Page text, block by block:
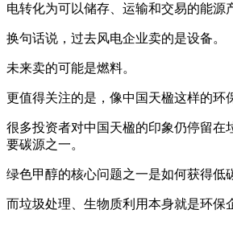
电转化为可以储存、运输和交易的能源
换句话说，过去风电企业卖的是设备。
未来卖的可能是燃料。
更值得关注的是，像中国天楹这样的环
很多投资者对中国天楹的印象仍停留
要碳源之一。
绿色甲醇的核心问题之一是如何获得低
而垃圾处理、生物质利用本身就是环保